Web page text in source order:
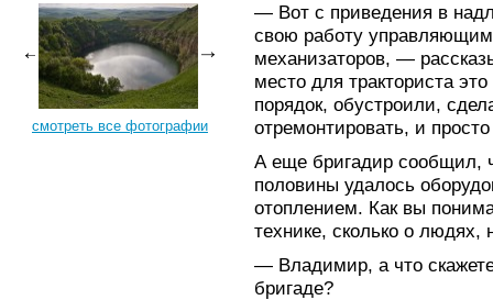
смотреть все фотографии
— Вот с приведения в
свою работу
механизаторов, —
место для тракториста
порядок, обустроили,
отремонтировать, и
А еще бригадир сообщил,
половины удалось
отоплением. Как вы
технике, сколько о
— Владимир, а что
бригаде?